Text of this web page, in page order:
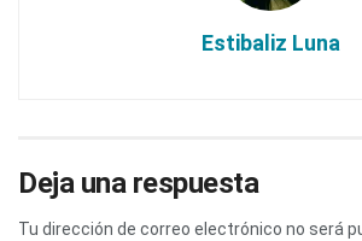
Estibaliz Luna
Deja una respuesta
Tu dirección de correo electrónico no será